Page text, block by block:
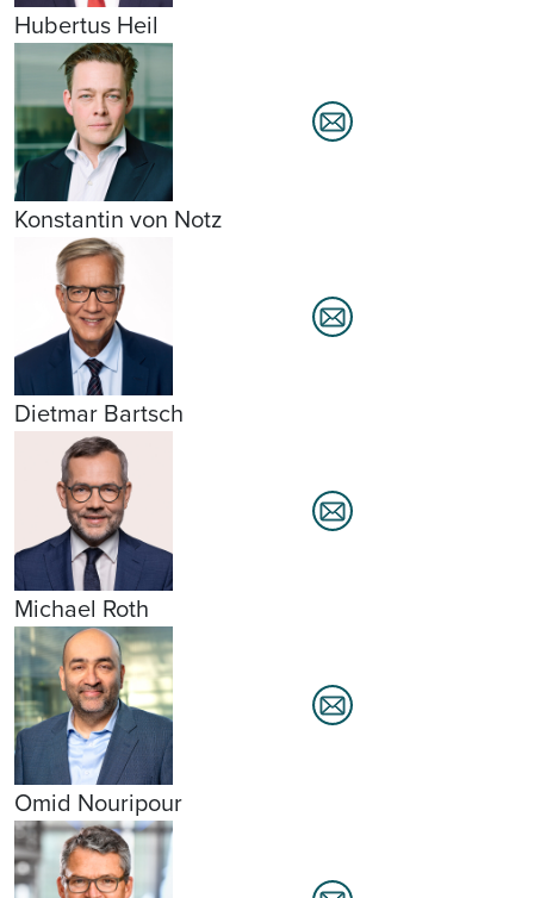
Hubertus Heil
Konstantin von Notz
Dietmar Bartsch
Michael Roth
Omid Nouripour